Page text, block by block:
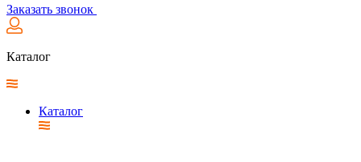
Заказать звонок
Каталог
Каталог